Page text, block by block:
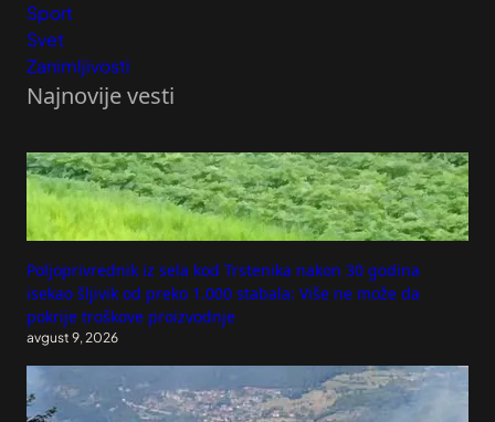
Sport
Svet
Zanimljivosti
Najnovije vesti
Poljoprivrednik iz sela kod Trstenika nakon 30 godina
isekao šljivik od preko 1.000 stabala: Više ne može da
pokrije troškove proizvodnje
avgust 9, 2026